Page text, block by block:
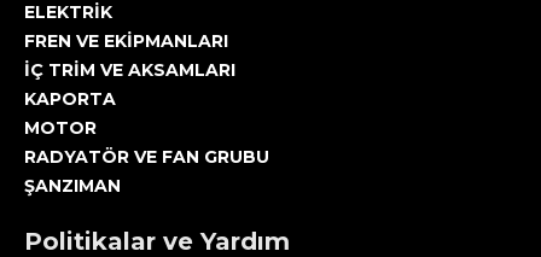
ELEKTRİK
FREN VE EKİPMANLARI
İÇ TRİM VE AKSAMLARI
KAPORTA
MOTOR
RADYATÖR VE FAN GRUBU
ŞANZIMAN
Politikalar ve Yardım